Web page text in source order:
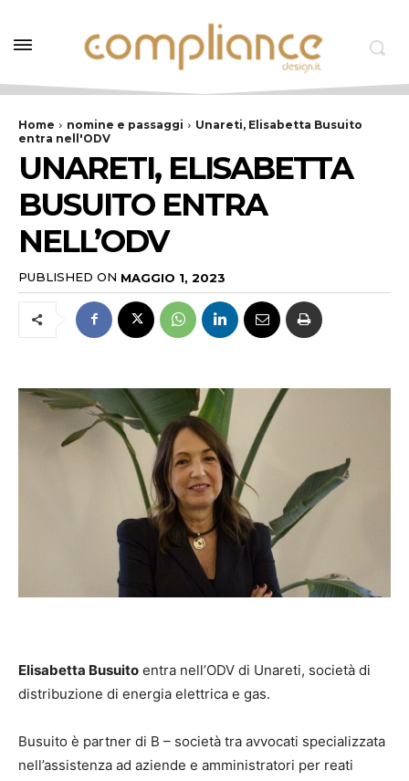
Home nomine e passaggi
Unareti, Elisabetta Busuito
entra nell'ODV
UNARETI, ELISABETTA
BUSUITO ENTRA
NELL’ODV
PUBLISHED ON MAGGIO 1, 2023
Elisabetta Busuito entra nell’ODV di Unareti, società di
distribuzione di energia elettrica e gas.
Busuito è partner di B – società tra avvocati specializzata
nell’assistenza ad aziende e amministratori per reati